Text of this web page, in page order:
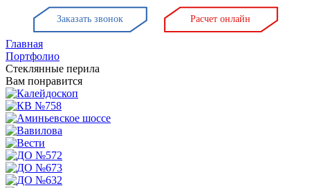
Заказать звонок Расчет онлайн
Главная
Портфолио
Стеклянные перила
Вам понравится